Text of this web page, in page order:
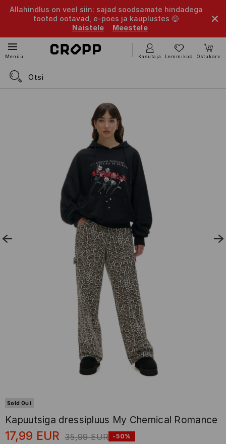
Allahindlus on veel siin: sajad soodsamate hindadega
tooted ootavad, e-poes ja kauplustes 🤑
Naistele
Meestele
Menüü Kasutaja Lemmikud Ostukorv
Sold Out
Kapuutsiga dressipluus My Chemical Romance
17,99 EUR 35,99 EUR -50%